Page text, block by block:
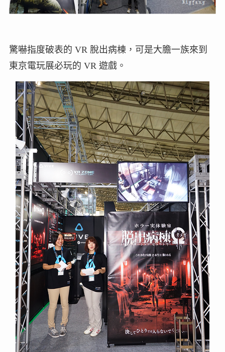
驚嚇指度破表的 VR 脫出病棟，可是大膽一族來到
東京電玩展必玩的 VR 遊戲。